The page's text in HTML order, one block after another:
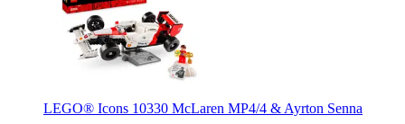
LEGO® Icons 10330 McLaren MP4/4 & Ayrton Senna